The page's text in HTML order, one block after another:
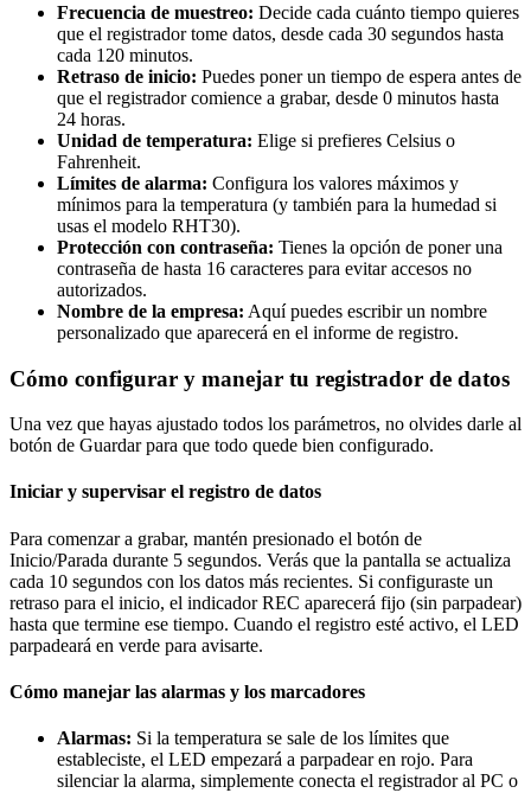
Frecuencia de muestreo: Decide cada cuánto tiempo quieres
que el registrador tome datos, desde cada 30 segundos hasta
cada 120 minutos.
Retraso de inicio: Puedes poner un tiempo de espera antes de
que el registrador comience a grabar, desde 0 minutos hasta
24 horas.
Unidad de temperatura: Elige si prefieres Celsius o
Fahrenheit.
Límites de alarma: Configura los valores máximos y
mínimos para la temperatura (y también para la humedad si
usas el modelo RHT30).
Protección con contraseña: Tienes la opción de poner una
contraseña de hasta 16 caracteres para evitar accesos no
autorizados.
Nombre de la empresa: Aquí puedes escribir un nombre
personalizado que aparecerá en el informe de registro.
Cómo configurar y manejar tu registrador de datos
Una vez que hayas ajustado todos los parámetros, no olvides darle al
botón de Guardar para que todo quede bien configurado.
Iniciar y supervisar el registro de datos
Para comenzar a grabar, mantén presionado el botón de
Inicio/Parada durante 5 segundos. Verás que la pantalla se actualiza
cada 10 segundos con los datos más recientes. Si configuraste un
retraso para el inicio, el indicador REC aparecerá fijo (sin parpadear)
hasta que termine ese tiempo. Cuando el registro esté activo, el LED
parpadeará en verde para avisarte.
Cómo manejar las alarmas y los marcadores
Alarmas: Si la temperatura se sale de los límites que
estableciste, el LED empezará a parpadear en rojo. Para
silenciar la alarma, simplemente conecta el registrador al PC o